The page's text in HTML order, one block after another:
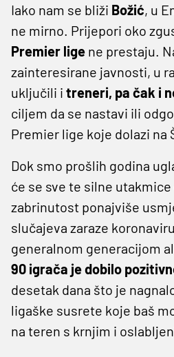
Iako nam se bliži Božić, u
ne mirno. Prijepori oko
Premier lige ne prestaju.
zainteresirane javnosti, u
uključili i treneri, pa čak i
ciljem da se nastavi ili
Premier lige koje dolazi na
Dok smo prošlih godina
će se sve te silne
zabrinutost ponajviše
slučajeva zaraze
generalnom generacijom
90 igrača je dobilo
desetak dana što je
ligaške susrete koje baš
na teren s krnjim i